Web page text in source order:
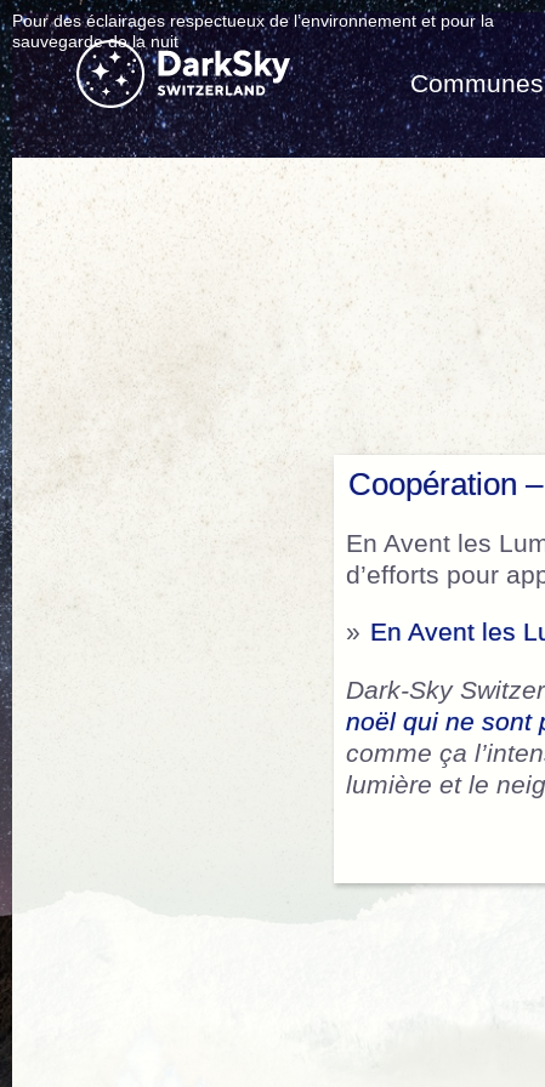
Pour des éclairages respectueux de l’environnement et pour la
sauvegarde de la nuit
Communes
Coopération
En Avent les
d’efforts pour
» En Avent les
Dark-Sky
noël qui ne sont
comme ça
lumière et le